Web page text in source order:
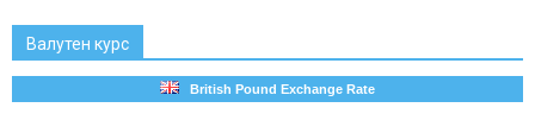
Валутен курс
British Pound Exchange Rate